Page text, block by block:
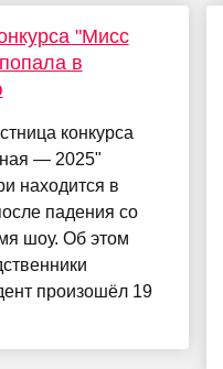
"Мисс
в
конкурса
— 2025"
находится в
падения со
шоу. Об этом
произошёл 19